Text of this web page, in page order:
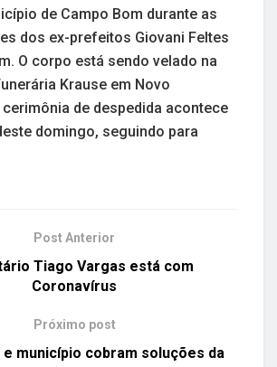
de Campo Bom durante as
dos ex-prefeitos Giovani Feltes
O corpo está sendo velado na
Krause em Novo
cerimônia de despedida acontece
domingo, seguindo para
Post Anterior
Tiago Vargas está com
Coronavírus
Próximo post
e município cobram soluções da